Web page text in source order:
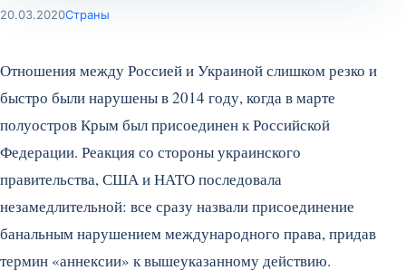
20.03.2020Страны
Отношения между Россией и Украиной слишком резко и
быстро были нарушены в 2014 году, когда в марте
полуостров Крым был присоединен к Российской
Федерации. Реакция со стороны украинского
правительства, США и НАТО последовала
незамедлительной: все сразу назвали присоединение
банальным нарушением международного права, придав
термин «аннексии» к вышеуказанному действию.